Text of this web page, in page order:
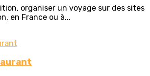
organiser un voyage sur des sites
en France ou à...